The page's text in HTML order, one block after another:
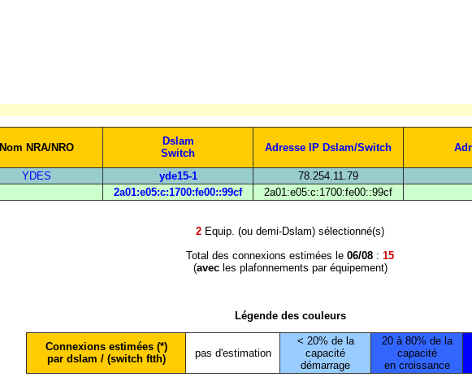
Nom NRA/NRO
Dslam
Switch
Adresse IP Dslam/Switch
YDES yde15-1 78.254.11.79
2a01:e05:c:1700:fe00::99cf 2a01:e05:c:1700:fe00::99cf
2 Equip. (ou demi-Dslam) sélectionné(s)
Total des connexions estimées le 06/08 : 15
(avecles plafonnements par équipement)
Légende des couleurs
Connexions estimées (*)
par dslam / (switch ftth)
pas d'estimation
< 20% de la
capacité
démarrage
20 à 80% de la
capacité
en croissance